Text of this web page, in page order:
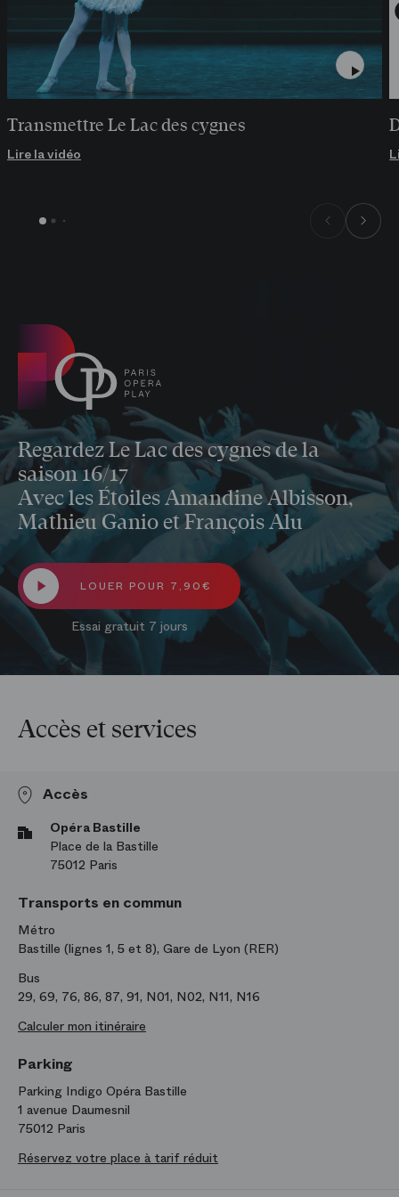
Transmettre Le Lac des cygnes
Lire la vidéo
Regardez Le Lac des cygnes de la
saison 16/17
Avec les Étoiles Amandine Albisson,
Mathieu Ganio et François Alu
LOUER POUR 7,90€
Essai gratuit 7 jours
Accès et services
Accès
Opéra Bastille
Place de la Bastille
75012 Paris
Transports en commun
Métro
Bastille (lignes 1, 5 et 8), Gare de Lyon (RER)
Bus
29, 69, 76, 86, 87, 91, N01, N02, N11, N16
Calculer mon itinéraire
Parking
Parking Indigo Opéra Bastille
1 avenue Daumesnil
75012 Paris
Réservez votre place à tarif réduit